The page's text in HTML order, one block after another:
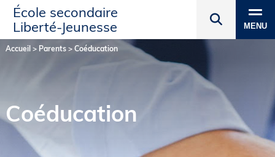
École secondaire
Liberté‑Jeunesse
MENU
Accueil> Parents> Coéducation
Coéducation